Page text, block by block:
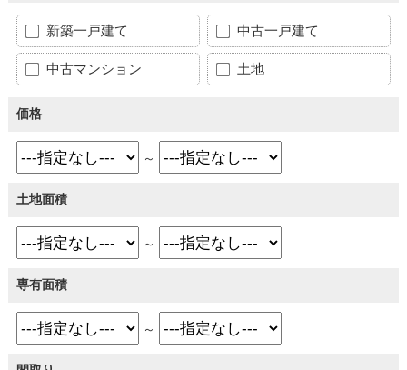
新築一戸建て 中古一戸建て
中古マンション 土地
価格
～
土地面積
～
専有面積
～